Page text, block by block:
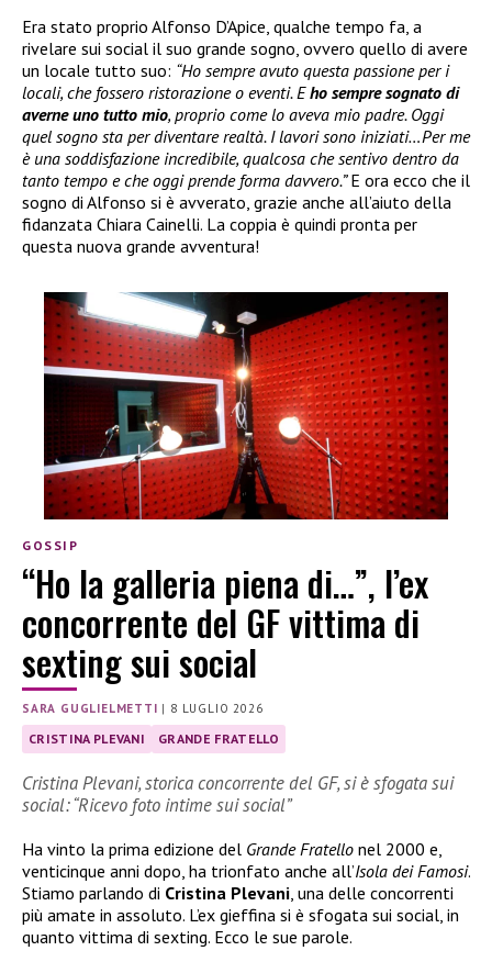
Era stato proprio Alfonso D’Apice, qualche tempo fa, a
rivelare sui social il suo grande sogno, ovvero quello di avere
un locale tutto suo: “Ho sempre avuto questa passione per i
locali, che fossero ristorazione o eventi. Eho sempre sognato di
averne uno tutto mio, proprio come lo aveva mio padre. Oggi
quel sogno sta per diventare realtà. I lavori sono iniziati…Per me
è una soddisfazione incredibile, qualcosa che sentivo dentro da
tanto tempo e che oggi prende forma davvero.”E ora ecco che il
sogno di Alfonso si è avverato, grazie anche all’aiuto della
fidanzata Chiara Cainelli. La coppia è quindi pronta per
questa nuova grande avventura!
GOSSIP
“Ho la galleria piena di…”, l’ex
concorrente del GF vittima di
sexting sui social
SARA GUGLIELMETTI | 8 LUGLIO 2026
CRISTINA PLEVANI GRANDE FRATELLO
Cristina Plevani, storica concorrente del GF, si è sfogata sui
social: “Ricevo foto intime sui social”
Ha vinto la prima edizione del Grande Fratello nel 2000 e,
venticinque anni dopo, ha trionfato anche all’Isola dei Famosi.
Stiamo parlando di Cristina Plevani, una delle concorrenti
più amate in assoluto. L’ex gieffina si è sfogata sui social, in
quanto vittima di sexting. Ecco le sue parole.